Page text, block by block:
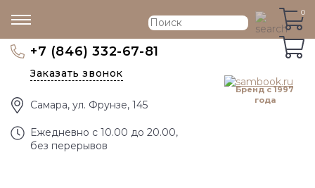
Бренд с 1997
года
+7 (846) 332-67-81
Заказать звонок
Самара, ул. Фрунзе, 145
Eжедневно с 10.00 до 20.00,
без перерывов
0
0